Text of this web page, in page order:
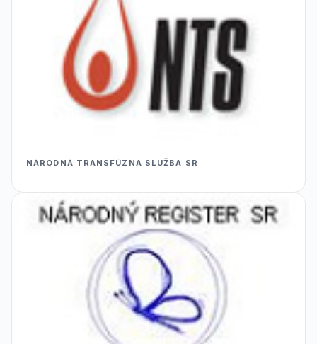
NÁRODNÁ TRANSFÚZNA SLUŽBA SR